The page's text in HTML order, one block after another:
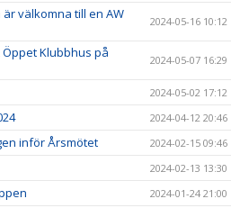
är välkomna till en AW
2024-05-16 10:12
Klubbhus på
2024-05-07 16:29
2024-05-02 17:12
2024-04-12 20:46
inför Årsmötet 2024-02-15 09:46
2024-02-13 13:30
2024-01-24 21:00